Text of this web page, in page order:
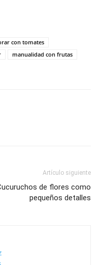
con tomates
manualidad con frutas
Artículo siguiente
de flores como
pequeños detalles